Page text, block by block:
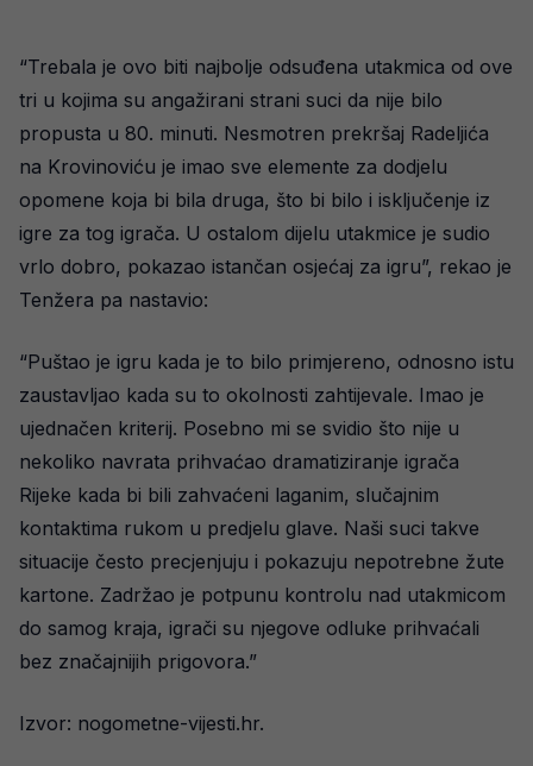
“Trebala je ovo biti najbolje odsuđena utakmica od ove
tri u kojima su angažirani strani suci da nije bilo
propusta u 80. minuti. Nesmotren prekršaj Radeljića
na Krovinoviću je imao sve elemente za dodjelu
opomene koja bi bila druga, što bi bilo i isključenje iz
igre za tog igrača. U ostalom dijelu utakmice je sudio
vrlo dobro, pokazao istančan osjećaj za igru”, rekao je
Tenžera pa nastavio:
“Puštao je igru kada je to bilo primjereno, odnosno istu
zaustavljao kada su to okolnosti zahtijevale. Imao je
ujednačen kriterij. Posebno mi se svidio što nije u
nekoliko navrata prihvaćao dramatiziranje igrača
Rijeke kada bi bili zahvaćeni laganim, slučajnim
kontaktima rukom u predjelu glave. Naši suci takve
situacije često precjenjuju i pokazuju nepotrebne žute
kartone. Zadržao je potpunu kontrolu nad utakmicom
do samog kraja, igrači su njegove odluke prihvaćali
bez značajnijih prigovora.”
Izvor: nogometne-vijesti.hr.